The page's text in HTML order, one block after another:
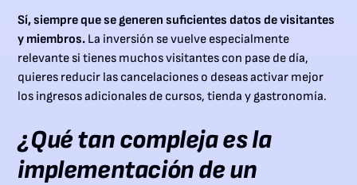
Sí, siempre que se generen suficientes datos de visitantes
y miembros. La inversión se vuelve especialmente
relevante si tienes muchos visitantes con pase de día,
quieres reducir las cancelaciones o deseas activar mejor
los ingresos adicionales de cursos, tienda y gastronomía.
¿Qué tan compleja es la
implementación de un